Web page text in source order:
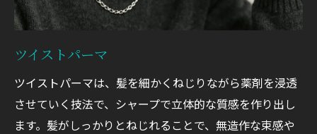
ツイストパーマ
ツイストパーマは、髪を細かくねじりながら薬剤を浸透
させていく技法で、シャープで立体的な質感を作り出し
ます。髪がしっかりとねじれることで、無造作な束感や